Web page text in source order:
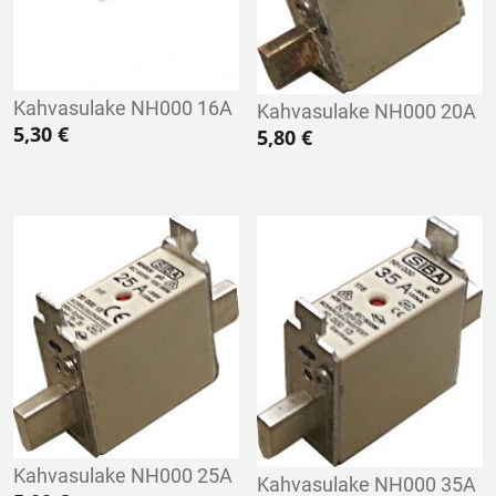
Kahvasulake NH000 16A
5,30 €
Kahvasulake NH000 20A
5,80€
Kahvasulake NH000 25A Kahvasulake NH000 35A